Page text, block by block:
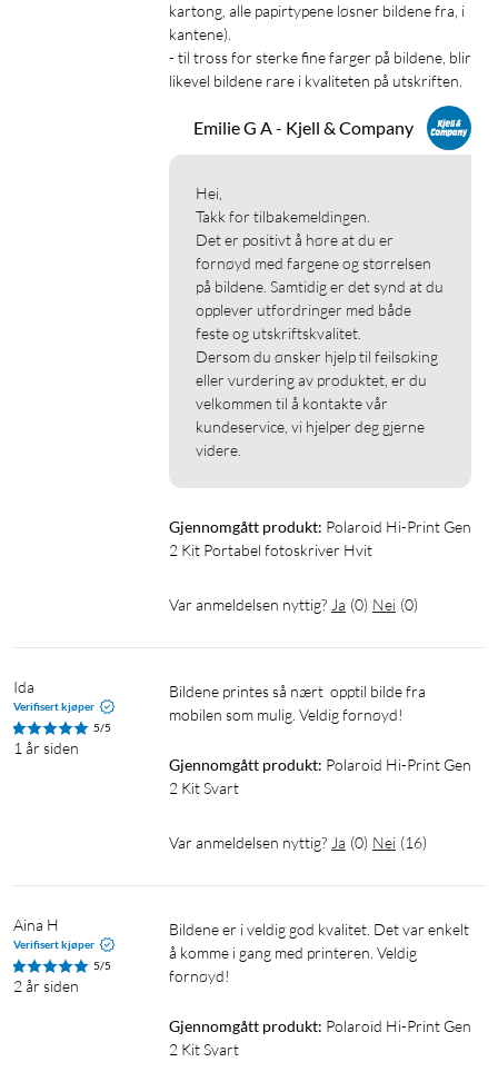
kartong, alle papirtypene løsner bildene fra, i
kantene).
- til tross for sterke fine farger på bildene, blir
likevel bildene rare i kvaliteten på utskriften.
Emilie G A - Kjell & Company
Hei,
Takk for tilbakemeldingen.
Det er positivt å høre at du er
fornøyd med fargene og størrelsen
på bildene. Samtidig er det synd at du
opplever utfordringer med både
feste og utskriftskvalitet.
Dersom du ønsker hjelp til feilsøking
eller vurdering av produktet, er du
velkommen til å kontakte vår
kundeservice, vi hjelper deg gjerne
videre.
Gjennomgått produkt: Polaroid Hi-Print Gen
2 Kit Portabel fotoskriver Hvit
Var anmeldelsen nyttig? Ja (0) Nei (0)
Ida
Verifisert kjøper
5/5
1 år siden
Bildene printes så nært  opptil bilde fra
mobilen som mulig. Veldig fornøyd!
Gjennomgått produkt: Polaroid Hi-Print Gen
2 Kit Svart
Var anmeldelsen nyttig? Ja (0) Nei (16)
Aina H
Verifisert kjøper
5/5
2 år siden
Bildene er i veldig god kvalitet. Det var enkelt
å komme i gang med printeren. Veldig
fornøyd!
Gjennomgått produkt: Polaroid Hi-Print Gen
2 Kit Svart